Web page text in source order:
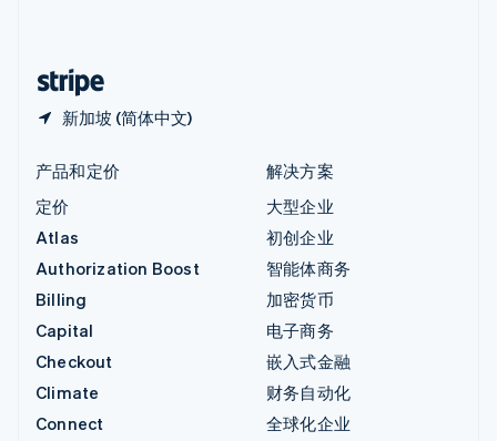
新加坡 (简体中文)
产品和定价
定价
Atlas
Authorization Boost
Billing
Capital
Checkout
Climate
Connect
解决方案
大型企业
初创企业
智能体商务
加密货币
电子商务
嵌入式金融
财务自动化
全球化企业